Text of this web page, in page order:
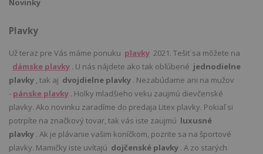
Novinky
Plavky
Už teraz pre Vás máme ponuku plavky 2021. Tešiť sa môžete na
dámske plavky . U nás nájdete ako tak obľúbené jednodielne
plavky , tak aj dvojdielne plavky . Nezabúdame ani na mužov
- pánske plavky . Holky mladšieho veku zaujmú dievčenské
plavky. Ako novinku zaradíme do predaja Litex plavky. Pokiaľ si
potrpíte na značkový tovar, tak vás iste zaujmú luxusné
plavky . Ak je plávanie vašim koníčkom, pozrite sa na športové
plavky. Mamičky iste uvítajú dojčenské plavky . A zo starých